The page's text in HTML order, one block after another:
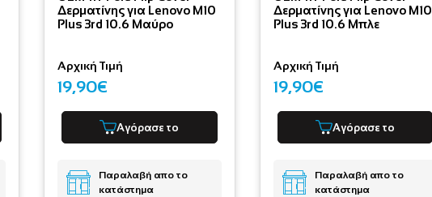
Δερματίνης για Lenovo M10
Plus 3rd 10.6 Μαύρο
Αρχική Τιμή
19,90€
Αγόρασε το
Παραλαβή απο το
κατάστημα
Δερματίνης για Lenovo M10
Plus 3rd 10.6 Μπλε
Αρχική Τιμή
19,90€
Αγόρασε το
Παραλαβή απο το
κατάστημα